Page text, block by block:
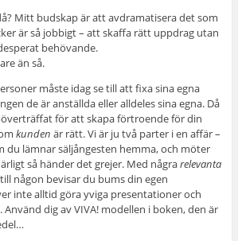
Mitt budskap är att avdramatisera det som
är så jobbigt – att skaffa rätt uppdrag utan
behövande.
än så.
måste idag se till att fixa sina egna
de är anställda eller alldeles sina egna. Då
för att skapa förtroende för din
kunden är rätt. Vi är ju två parter i en affär –
du lämnar säljångesten hemma, och möter
så händer det grejer. Med någrarelevanta
någon bevisar du bums din egen
inte alltid göra yviga presentationer och
dig av VIVA! modellen i boken, den är